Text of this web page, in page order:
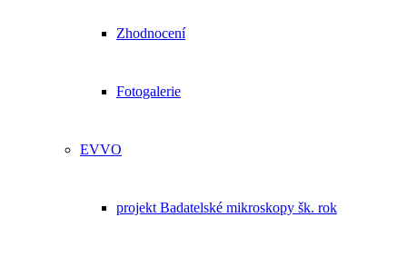
Zhodnocení
Fotogalerie
EVVO
projekt Badatelské mikroskopy šk. rok